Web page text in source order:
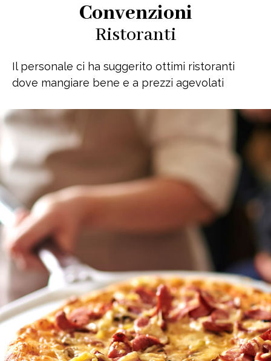
Convenzioni
Ristoranti
Il personale ci ha suggerito ottimi ristoranti
dove mangiare bene e a prezzi agevolati